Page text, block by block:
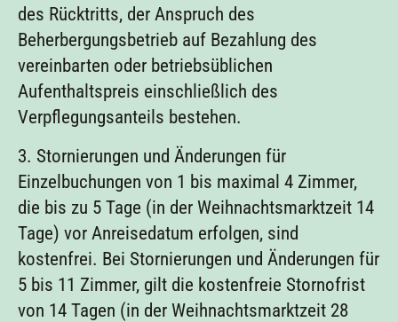
des Rücktritts, der Anspruch des
Beherbergungsbetrieb auf Bezahlung des
vereinbarten oder betriebsüblichen
Aufenthaltspreis einschließlich des
Verpflegungsanteils bestehen.
3. Stornierungen und Änderungen für
Einzelbuchungen von 1 bis maximal 4 Zimmer,
die bis zu 5 Tage (in der Weihnachtsmarktzeit 14
Tage) vor Anreisedatum erfolgen, sind
kostenfrei. Bei Stornierungen und Änderungen für
5 bis 11 Zimmer, gilt die kostenfreie Stornofrist
von 14 Tagen (in der Weihnachtsmarktzeit 28